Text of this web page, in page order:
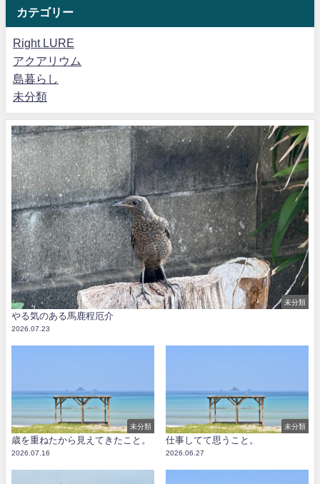
カテゴリー
Right LURE
アクアリウム
島暮らし
未分類
未分類
やる気のある馬鹿程厄介
2026.07.23
未分類
歳を重ねたから見えてきたこと。
2026.07.16
未分類
仕事してて思うこと。
2026.06.27